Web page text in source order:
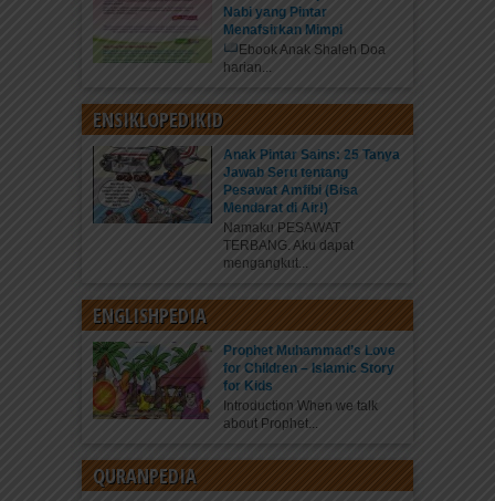
Nabi yang Pintar
Menafsirkan Mimpi
Ebook Anak Shaleh Doa
harian...
ENSIKLOPEDIKID
Anak Pintar Sains: 25 Tanya
Jawab Seru tentang
Pesawat Amfibi (Bisa
Mendarat di Air!)
Namaku PESAWAT
TERBANG. Aku dapat
mengangkut...
ENGLISHPEDIA
Prophet Muhammad’s Love
for Children – Islamic Story
for Kids
Introduction When we talk
about Prophet...
QURANPEDIA